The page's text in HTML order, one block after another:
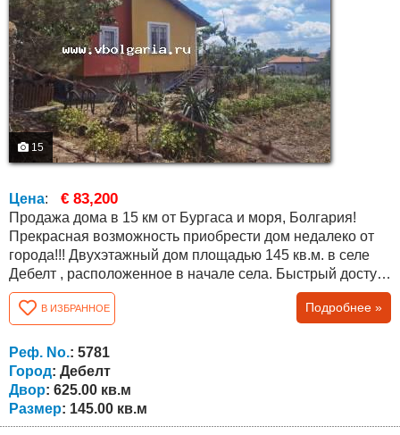
15
Цена: € 83,200
Продажа дома в 15 км от Бургаса и моря, Болгария!
Прекрасная возможность приобрести дом недалеко от
города!!! Двухэтажный дом площадью 145 кв.м. в селе
Дебелт , расположенное в начале села. Быстрый доступ
к главной дороге Бургас-Средец, 15 км от Бургаса и 13
км от микрорайона Меден Рудник, г. Бургас. Дом
построен по проекту 1991 года, имеет бетонные плиты и
соответствующие документы. Первый этаж состоит из
комнаты и двух отдельных...
В ИЗБРАННОЕ Подробнее »
Реф. No.: 5781
Город: Дебелт
Двор: 625.00 кв.м
Размер: 145.00 кв.м